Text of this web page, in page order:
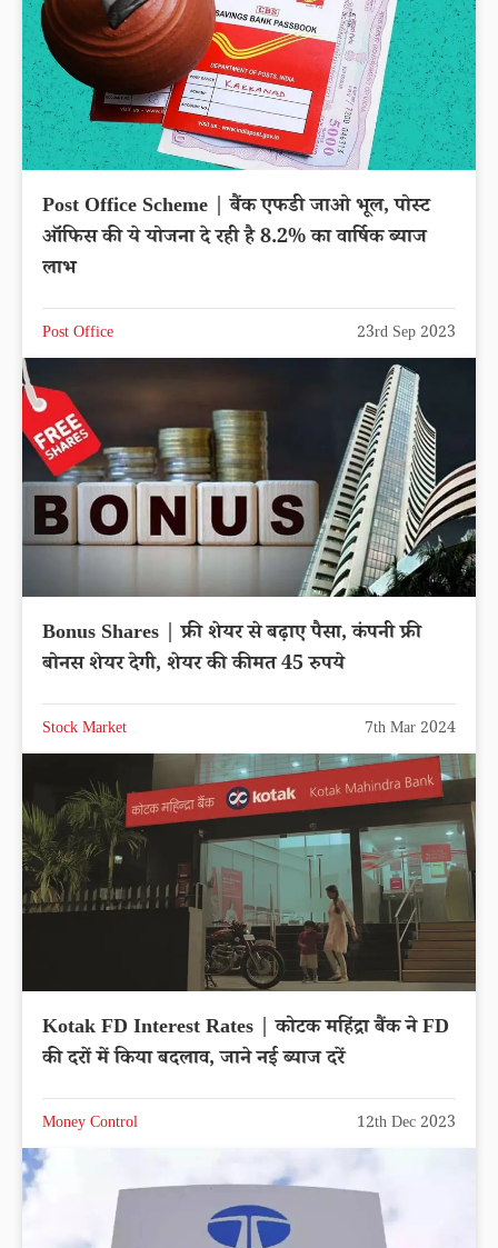
Post Office Scheme | बैंक एफडी जाओ भूल, पोस्ट
ऑफिस की ये योजना दे रही है 8.2% का वार्षिक ब्याज
लाभ
Post Office 23rd Sep 2023
Bonus Shares | फ्री शेयर से बढ़ाए पैसा, कंपनी फ्री
बोनस शेयर देगी, शेयर की कीमत 45 रुपये
Stock Market 7th Mar 2024
Kotak FD Interest Rates | कोटक महिंद्रा बैंक ने FD
की दरों में किया बदलाव, जाने नई ब्याज दरें
Money Control 12th Dec 2023